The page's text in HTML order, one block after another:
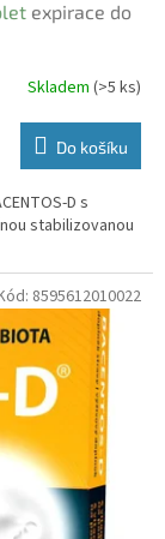
expirace do
Skladem (>5 ks)
Do košíku
D s
stabilizovanou
8595612010022